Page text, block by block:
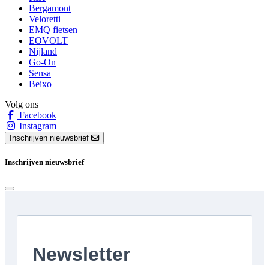
Bergamont
Veloretti
EMQ fietsen
EOVOLT
Nijland
Go-On
Sensa
Beixo
Volg ons
Facebook
Instagram
Inschrijven nieuwsbrief
Inschrijven nieuwsbrief